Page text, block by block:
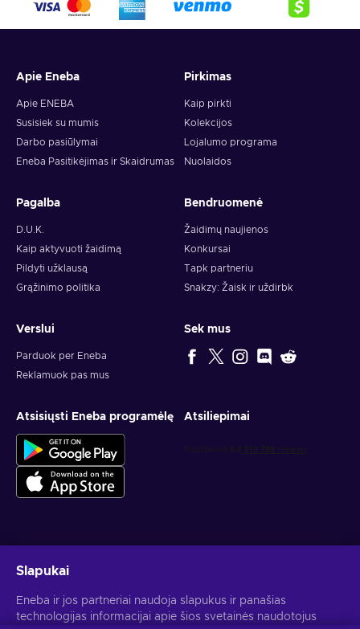
Apie Eneba
Apie ENEBA
Susisiek su mumis
Darbo pasiūlymai
Eneba Pasitikėjimas ir Skaidrumas
Pirkimas
Kaip pirkti
Kolekcijos
Lojalumo programa
Nuolaidos
Pagalba
D.U.K.
Kaip aktyvuoti žaidimą
Pildyti užklausą
Grąžinimo politika
Bendruomenė
Žaidimų naujienos
Konkursai
Tapk partneriu
Snakzy: Žaisk ir uždirbk
Verslui
Parduok per Eneba
Reklamuok pas mus
Sek mus
Atsisiųsti Eneba programėlę Atsiliepimai
Atšaukti prenumeratą gali bet kada. Daugiau informacijos rasi
Slapukai
Eneba ir jos partneriai naudoja slapukus ir panašias
technologijas informacijai apie šios svetainės naudotojus